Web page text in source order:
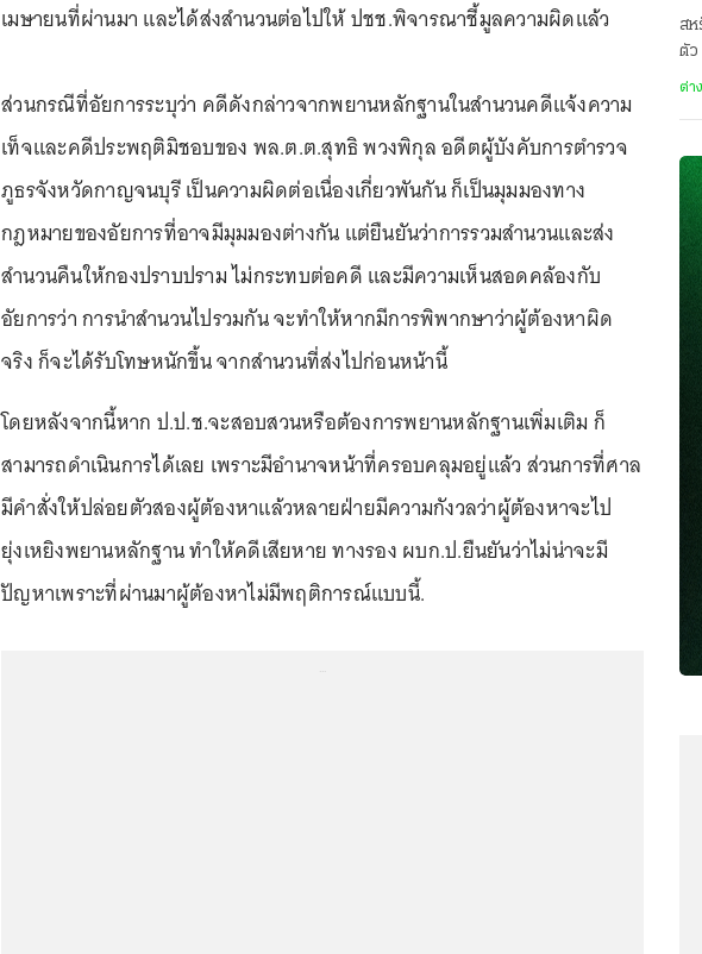
เมษายนที่ผ่านมา และได้ส่งสำนวนต่อไปให้ ปชช.พิจารณาชี้มูลความผิดแล้ว
ส่วนกรณีที่อัยการระบุว่า คดีดังกล่าวจากพยานหลักฐานในสำนวนคดีแจ้งความ
เท็จและคดีประพฤติมิชอบของ พล.ต.ต.สุทธิ พวงพิกุล อดีตผู้บังคับการตำรวจ
ภูธรจังหวัดกาญจนบุรี เป็นความผิดต่อเนื่องเกี่ยวพันกัน ก็เป็นมุมมองทาง
กฎหมายของอัยการที่อาจมีมุมมองต่างกัน แต่ยืนยันว่าการรวมสำนวนเเละส่ง
สำนวนคืนให้กองปราบปราม ไม่กระทบต่อคดี และมีความเห็นสอดคล้องกับ
อัยการว่า การนำสำนวนไปรวมกัน จะทำให้หากมีการพิพากษาว่าผู้ต้องหาผิด
จริง ก็จะได้รับโทษหนักขึ้น จากสำนวนที่ส่งไปก่อนหน้านี้
โดยหลังจากนี้หาก ป.ป.ช.จะสอบสวนหรือต้องการพยานหลักฐานเพิ่มเติม ก็
สามารถดำเนินการได้เลย เพราะมีอำนาจหน้าที่ครอบคลุมอยู่แล้ว ส่วนการที่ศาล
มีคำสั่งให้ปล่อยตัวสองผู้ต้องหาแล้วหลายฝ่ายมีความกังวลว่าผู้ต้องหาจะไป
ยุ่งเหยิงพยานหลักฐาน ทำให้คดีเสียหาย ทางรอง ผบก.ป.ยืนยันว่าไม่น่าจะมี
ปัญหาเพราะที่ผ่านมาผู้ต้องหาไม่มีพฤติการณ์แบบนี้.
ส
ตัว
ทุ
ต่า